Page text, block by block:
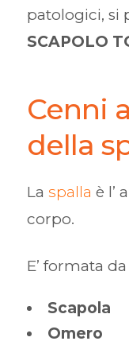
patologici, si
SCAPOLO
Cenni
della
La spalla è l’
corpo.
E’ formata da
Scapola
Omero